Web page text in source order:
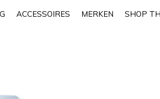
ACCESSOIRES MERKEN SHOP